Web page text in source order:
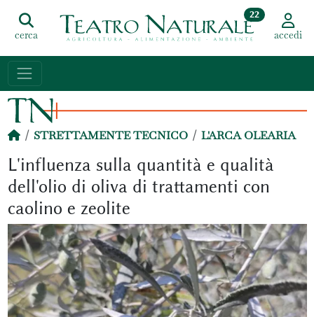
cerca
22
accedi
STRETTAMENTE TECNICO L'ARCA OLEARIA
L'influenza sulla quantità e qualità
dell'olio di oliva di trattamenti con
caolino e zeolite